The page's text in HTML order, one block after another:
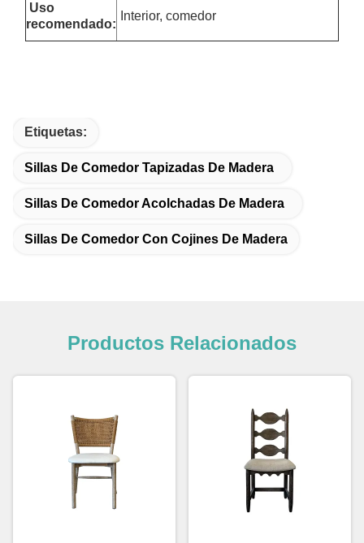
Uso
recomendado:
Interior, comedor
Etiquetas:
Sillas De Comedor Tapizadas De Madera
Sillas De Comedor Acolchadas De Madera
Sillas De Comedor Con Cojines De Madera
Productos Relacionados